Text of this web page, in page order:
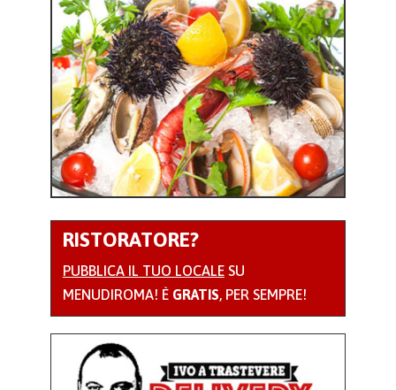
RISTORATORE?
PUBBLICA IL TUO LOCALESU
MENUDIROMA! È GRATIS, PER SEMPRE!